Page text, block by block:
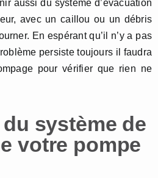
aussi du système d’évacuation
avec un caillou ou un débris
En espérant qu’il n’y a pas
persiste toujours il faudra
pour vérifier que rien ne
système de
votre pompe